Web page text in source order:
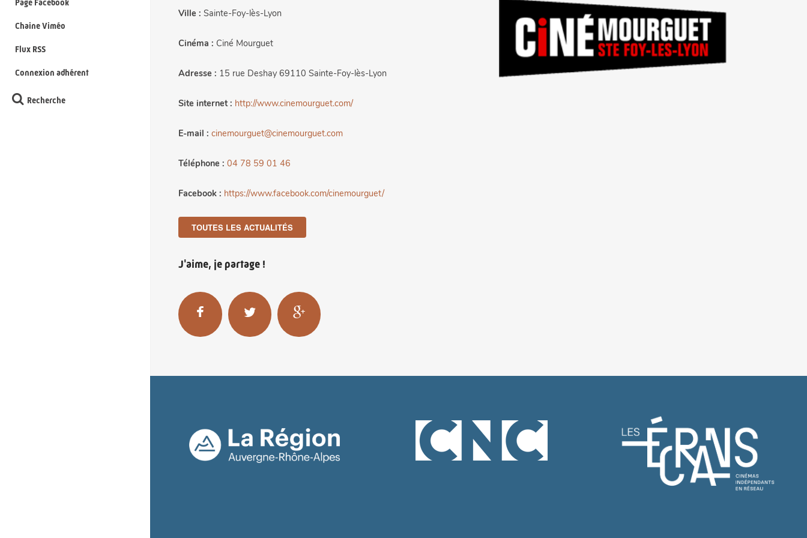
Page Facebook
Chaine Viméo
Flux RSS
Connexion adhérent
Recherche
Ville : Sainte-Foy-lès-Lyon
Cinéma : Ciné Mourguet
Adresse : 15 rue Deshay 69110 Sainte-Foy-lès-Lyon
Site internet : http://www.cinemourguet.com/
E-mail : cinemourguet@cinemourguet.com
Téléphone : 04 78 59 01 46
Facebook : https://www.facebook.com/cinemourguet/
TOUTES LES ACTUALITÉS
J'aime, je partage !